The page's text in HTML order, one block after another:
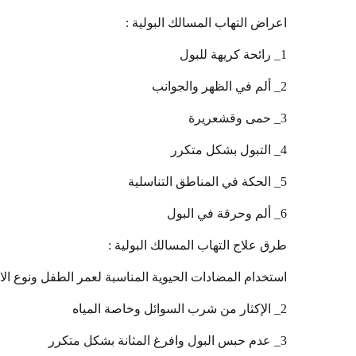
اعراض التهاب المسالك البولية :
1_ رائحة كريهة للبول
2_ ألم في الظهر والجوانب
3_ حمى وقشعريرة
4_ التبول بشكل متكرر
5_ الحكة في المناطق التناسلية
6_ ألم وحرقة في البول
طرق علاج التهاب المسالك البولية :
استخدام المضادات الحيوية المناسبة لعمر الطفل ونوع
2_ الإكثار من شرب السوائل وخاصة المياه
3_ عدم حبس البول وافرغ المثانة بشكل متكرر